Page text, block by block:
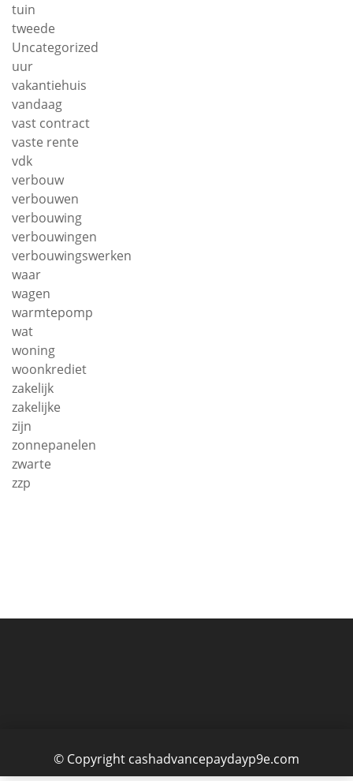
tuin
tweede
Uncategorized
uur
vakantiehuis
vandaag
vast contract
vaste rente
vdk
verbouw
verbouwen
verbouwing
verbouwingen
verbouwingswerken
waar
wagen
warmtepomp
wat
woning
woonkrediet
zakelijk
zakelijke
zijn
zonnepanelen
zwarte
zzp
© Copyright cashadvancepaydayp9e.com